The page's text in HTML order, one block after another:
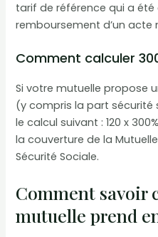
tarif de référence qui a
remboursement d’un acte
Comment calculer
Si votre mutuelle propose
(y compris la part
le calcul suivant : 120 x
la couverture de la
Sécurité Sociale.
Comment savoir
mutuelle prend